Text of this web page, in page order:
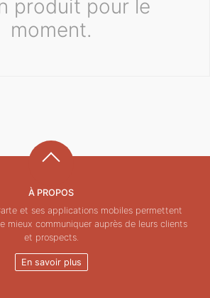
produit pour le
moment.
À PROPOS
et ses applications mobiles permettent
mieux communiquer auprès de leurs clients
et prospects.
En savoir plus